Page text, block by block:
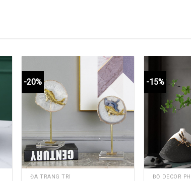
-20%
ĐÁ TRANG TRÍ
-15%
ĐỒ DECOR